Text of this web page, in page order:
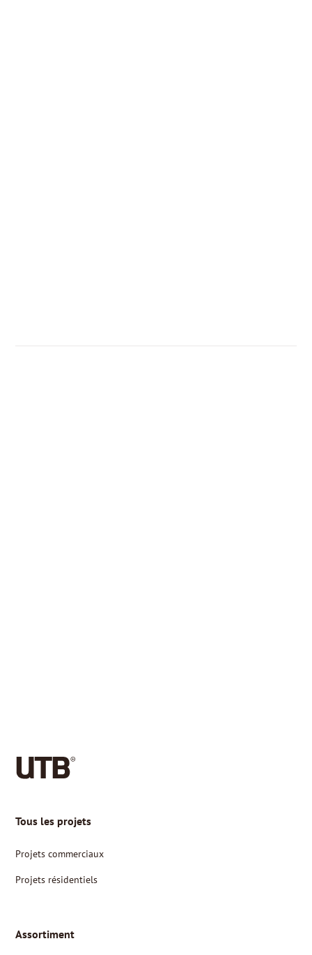
Tous les projets
Projets commerciaux
Projets résidentiels
Assortiment